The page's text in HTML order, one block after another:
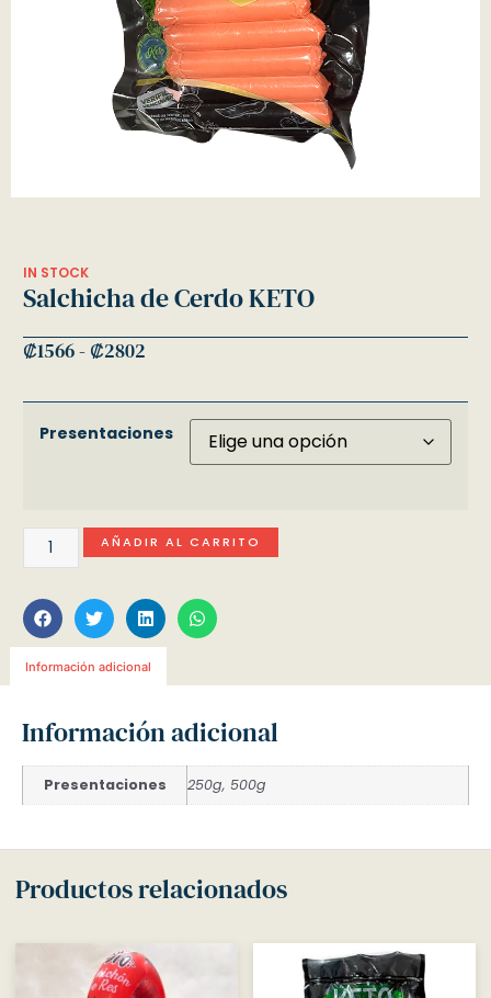
IN STOCK
Salchicha de Cerdo KETO
₡1566- ₡2802
Presentaciones
AÑADIR AL CARRITO
Información adicional
Información adicional
Presentaciones 250g, 500g
Productos relacionados